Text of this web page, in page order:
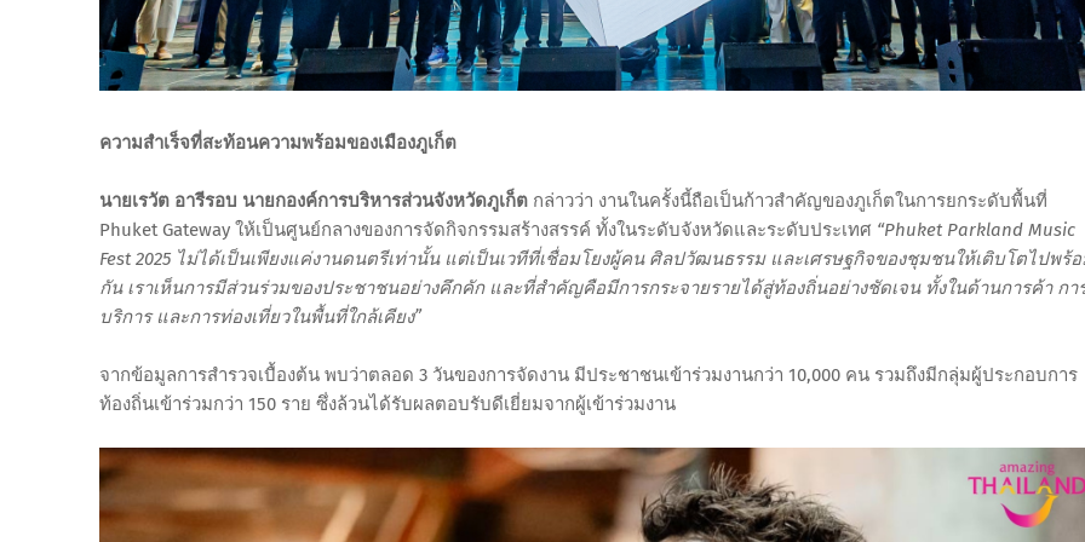
ความสำเร็จที่สะท้อนความพร้อมของเมืองภูเก็ต
นายเรวัต อารีรอบ นายกองค์การบริหารส่วนจังหวัดภูเก็ต กล่าวว่า งานในครั้งนี้ถือเป็นก้าวสำคัญของภูเก็ตในการยกระดับพื้นที่
Phuket Gateway ให้เป็นศูนย์กลางของการจัดกิจกรรมสร้างสรรค์ ทั้งในระดับจังหวัดและระดับประเทศ “Phuket Parkland Music
Fest 2025 ไม่ได้เป็นเพียงแค่งานดนตรีเท่านั้น แต่เป็นเวทีที่เชื่อมโยงผู้คน ศิลปวัฒนธรรม และเศรษฐกิจของชุมชนให้เติบโตไปพร้
กัน เราเห็นการมีส่วนร่วมของประชาชนอย่างคึกคัก และที่สำคัญคือมีการกระจายรายได้สู่ท้องถิ่นอย่างชัดเจน ทั้งในด้านการค้า กา
บริการ และการท่องเที่ยวในพื้นที่ใกล้เคียง”
จากข้อมูลการสำรวจเบื้องต้น พบว่าตลอด 3 วันของการจัดงาน มีประชาชนเข้าร่วมงานกว่า 10,000 คน รวมถึงมีกลุ่มผู้ประกอบการ
ท้องถิ่นเข้าร่วมกว่า 150 ราย ซึ่งล้วนได้รับผลตอบรับดีเยี่ยมจากผู้เข้าร่วมงาน